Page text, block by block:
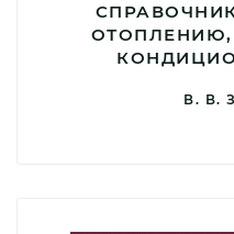
ОТОПЛЕНИЮ,
В. В.